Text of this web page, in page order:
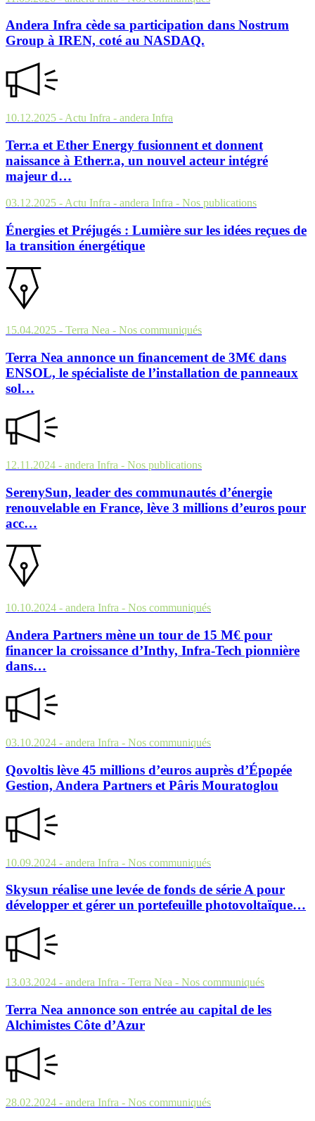
Andera Infra cède sa participation dans Nostrum
Group à IREN, coté au NASDAQ.
10.12.2025 - Actu Infra - andera Infra
Terr.a et Ether Energy fusionnent et donnent
naissance à Etherr.a, un nouvel acteur intégré
majeur d…
03.12.2025 - Actu Infra - andera Infra - Nos publications
Énergies et Préjugés : Lumière sur les idées reçues de
la transition énergétique
15.04.2025 - Terra Nea - Nos communiqués
Terra Nea annonce un financement de 3M€ dans
ENSOL, le spécialiste de l’installation de panneaux
sol…
12.11.2024 - andera Infra - Nos publications
SerenySun, leader des communautés d’énergie
renouvelable en France, lève 3 millions d’euros pour
acc…
10.10.2024 - andera Infra - Nos communiqués
Andera Partners mène un tour de 15 M€ pour
financer la croissance d’Inthy, Infra-Tech pionnière
dans…
03.10.2024 - andera Infra - Nos communiqués
Qovoltis lève 45 millions d’euros auprès d’Épopée
Gestion, Andera Partners et Pâris Mouratoglou
10.09.2024 - andera Infra - Nos communiqués
Skysun réalise une levée de fonds de série A pour
développer et gérer un portefeuille photovoltaïque…
13.03.2024 - andera Infra - Terra Nea - Nos communiqués
Terra Nea annonce son entrée au capital de les
Alchimistes Côte d’Azur
28.02.2024 - andera Infra - Nos communiqués